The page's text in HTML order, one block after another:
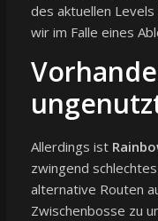
des aktuellen
wir im Falle eines
Allerdings ist
zwingend
alternative Routen
Zwischenbosse zu